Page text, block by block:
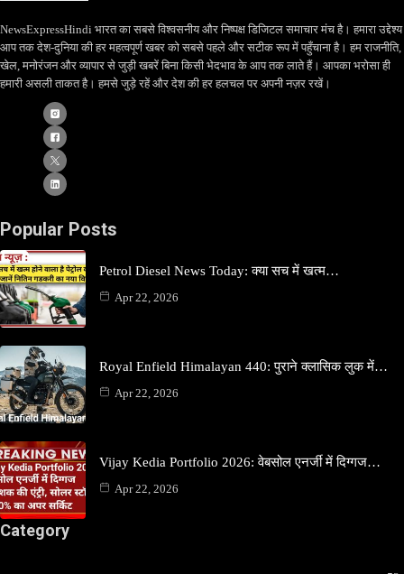
NewsExpressHindi भारत का सबसे विश्वसनीय और निष्पक्ष डिजिटल समाचार मंच है। हमारा उद्देश्य
आप तक देश-दुनिया की हर महत्वपूर्ण खबर को सबसे पहले और सटीक रूप में पहुँचाना है। हम राजनीति,
खेल, मनोरंजन और व्यापार से जुड़ी खबरें बिना किसी भेदभाव के आप तक लाते हैं। आपका भरोसा ही
हमारी असली ताकत है। हमसे जुड़े रहें और देश की हर हलचल पर अपनी नज़र रखें।
Popular Posts
Petrol Diesel News Today: क्या सच में खत्म…
Apr 22, 2026
Royal Enfield Himalayan 440: पुराने क्लासिक लुक में…
Apr 22, 2026
Vijay Kedia Portfolio 2026: वेबसोल एनर्जी में दिग्गज…
Apr 22, 2026
Category